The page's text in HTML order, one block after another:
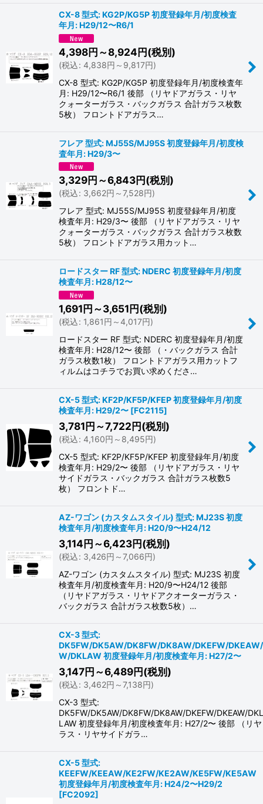
CX-8 型式: KG2P/KG5P 初度登録年月/初度検査
年月: H29/12〜R6/1
4,398円～8,924円(税別)
(税込: 4,838円 ～9,817円)
CX-8 型式: KG2P/KG5P 初度登録年月/初度検査年
月: H29/12〜R6/1 後部 （リヤドアガラス・リヤ
クォーターガラス・バックガラス 合計ガラス枚数
5枚） フロントドアガラス…
フレア 型式: MJ55S/MJ95S 初度登録年月/初度検
査年月: H29/3〜
3,329円～6,843円(税別)
(税込: 3,662円 ～7,528円)
フレア 型式: MJ55S/MJ95S 初度登録年月/初度
検査年月: H29/3〜 後部 （リヤドアガラス・リヤ
クォーターガラス・バックガラス 合計ガラス枚数
5枚） フロントドアガラス用カット…
ロードスター RF 型式: NDERC 初度登録年月/初度
検査年月: H28/12〜
1,691円～3,651円(税別)
(税込: 1,861円 ～4,017円)
ロードスター RF 型式: NDERC 初度登録年月/初度
検査年月: H28/12〜 後部 （・バックガラス 合計
ガラス枚数1枚） フロントドアガラス用カットフ
ィルムはコチラでお買い求めくださ…
CX-5 型式: KF2P/KF5P/KFEP 初度登録年月/初度
検査年月: H29/2〜 [FC2115]
3,781円～7,722円(税別)
(税込: 4,160円 ～8,495円)
CX-5 型式: KF2P/KF5P/KFEP 初度登録年月/初度
検査年月: H29/2〜 後部 （リヤドアガラス・リヤ
サイドガラス・バックガラス 合計ガラス枚数5
枚） フロントド…
AZ-ワゴン (カスタムスタイル) 型式: MJ23S 初度
検査年月/初度検査年月: H20/9〜H24/12
3,114円～6,423円(税別)
(税込: 3,426円 ～7,066円)
AZ-ワゴン (カスタムスタイル) 型式: MJ23S 初度
検査年月/初度検査年月: H20/9〜H24/12 後部
（リヤドアガラス・リヤドアクオーターガラス・
バックガラス 合計ガラス枚数5枚）…
CX-3 型式:
DK5FW/DK5AW/DK8FW/DK8AW/DKEFW/
W/DKLAW 初度登録年月/初度検査年月: H27/2〜
3,147円～6,489円(税別)
(税込: 3,462円 ～7,138円)
CX-3 型式:
DK5FW/DK5AW/DK8FW/DK8AW/DKEFW/DKEAW/
LAW 初度登録年月/初度検査年月: H27/2〜 後部 （リ
ラス・リヤサイドガラ…
CX-5 型式:
KEEFW/KEEAW/KE2FW/KE2AW/KE5FW/KE5AW
初度登録年月/初度検査年月: H24/2〜H29/2
[FC2092]